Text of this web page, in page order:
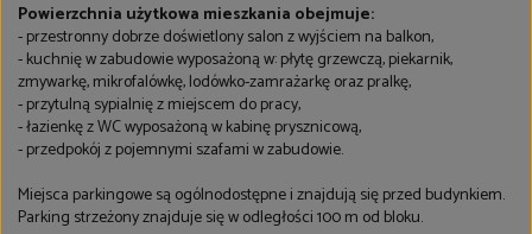
Powierzchnia użytkowa mieszkania obejmuje:
- przestronny dobrze doświetlony salon z wyjściem na balkon,
- kuchnię w zabudowie wyposażoną w: płytę grzewczą, piekarnik,
zmywarkę, mikrofalówkę, lodówko-zamrażarkę oraz pralkę,
- przytulną sypialnię z miejscem do pracy,
- łazienkę z WC wyposażoną w kabinę prysznicową,
- przedpokój z pojemnymi szafami w zabudowie.
Miejsca parkingowe są ogólnodostępne i znajdują się przed budynkiem.
Parking strzeżony znajduje się w odległości 100 m od bloku.